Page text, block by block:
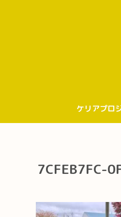
ケリアプロ
7CFEB7FC-